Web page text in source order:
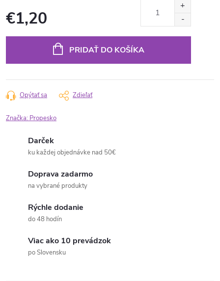
€1,20
PRIDAŤ DO KOŠÍKA
Opýtať sa Zdieľať
Značka: Propesko
Darček
ku každej objednávke nad 50€
Doprava zadarmo
na vybrané produkty
Rýchle dodanie
do 48 hodín
Viac ako 10 prevádzok
po Slovensku